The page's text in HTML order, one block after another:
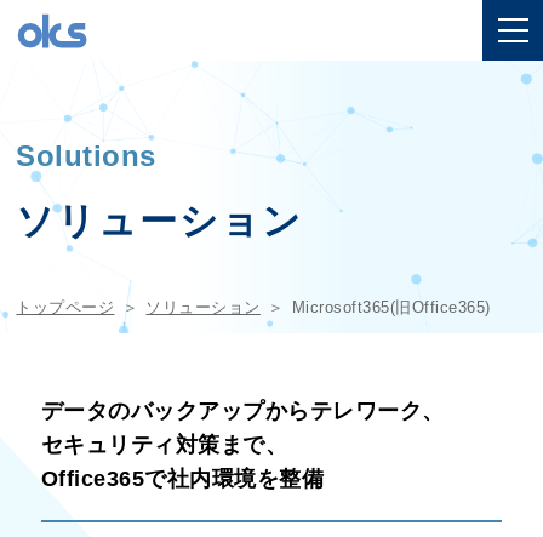
Solutions
ソリューション
トップページ ソリューション Microsoft365(旧Office365)
データのバックアップからテレワーク、
セキュリティ対策まで、
Office365で社内環境を整備